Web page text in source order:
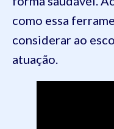
como essa
considerar ao
atuação.